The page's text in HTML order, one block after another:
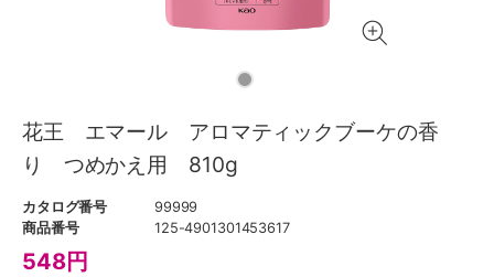
花王 エマール アロマティックブーケの香
り つめかえ用 810g
カタログ番号
99999
商品番号
125-4901301453617
548円